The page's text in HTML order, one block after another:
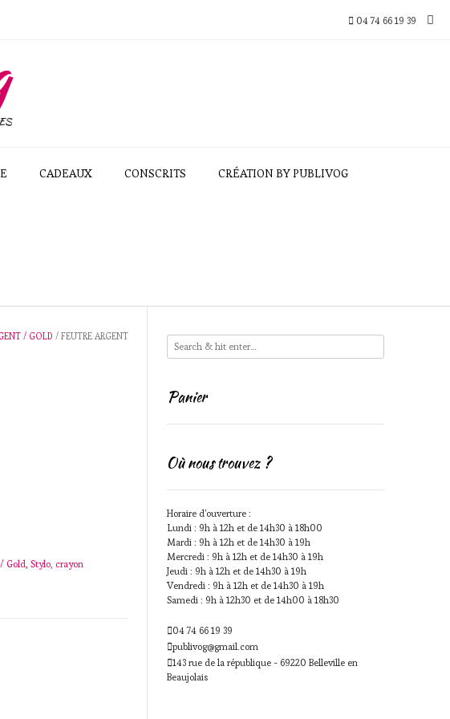
04 74 66 19 39
CADEAUX CONSCRITS CRÉATION BY PUBLIVOG
/ GOLD / FEUTRE ARGENT
Gold, Stylo, crayon
Panier
Où nous trouvez ?
Horaire d'ouverture :
Lundi : 9h à 12h et de 14h30 à 18h00
Mardi : 9h à 12h et de 14h30 à 19h
Mercredi : 9h à 12h et de 14h30 à 19h
Jeudi : 9h à 12h et de 14h30 à 19h
Vendredi : 9h à 12h et de 14h30 à 19h
Samedi : 9h à 12h30 et de 14h00 à 18h30
04 74 66 19 39
publivog@gmail.com
143 rue de la république - 69220 Belleville en
Beaujolais